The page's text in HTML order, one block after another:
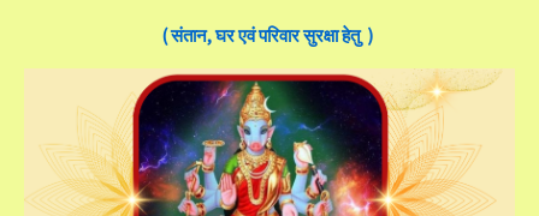
( संतान, घर एवं परिवार सुरक्षा हेतु )